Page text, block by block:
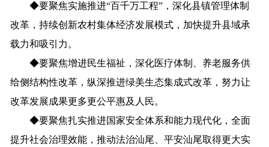
◆要聚焦实施推进“百千万工程”，深化县镇管理体制
改革，持续创新农村集体经济发展模式，加快提升县域承
载力和吸引力。
◆要聚焦增进民生福祉，深化医疗体制、养老服务供
给侧结构性改革，纵深推进绿美生态集成式改革，努力让
改革发展成果更多更公平惠及人民。
◆要聚焦扎实推进国家安全体系和能力现代化，全面
提升社会治理效能，推动法治汕尾、平安汕尾取得更大实